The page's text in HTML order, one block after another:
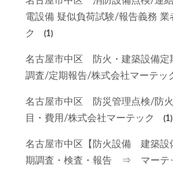
電設備 疑似負荷試験/報告義務
ク
(1)
名古屋市中区 防火・建築設備定
調査/定期報告/株式会社マーテッ
名古屋市中区 防災管理点検/防
目・費用/株式会社マーテック
(1)
名古屋市中区【防火設備 建築
期調査・検査・報告 ⇒ マーテ